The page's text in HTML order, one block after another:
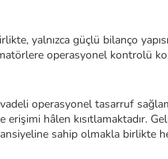
yalnızca güçlü bilanço
operasyonel kontrolü
operasyonel tasarruf
hâlen kısıtlamaktadır.
sahip olmakla birlikte